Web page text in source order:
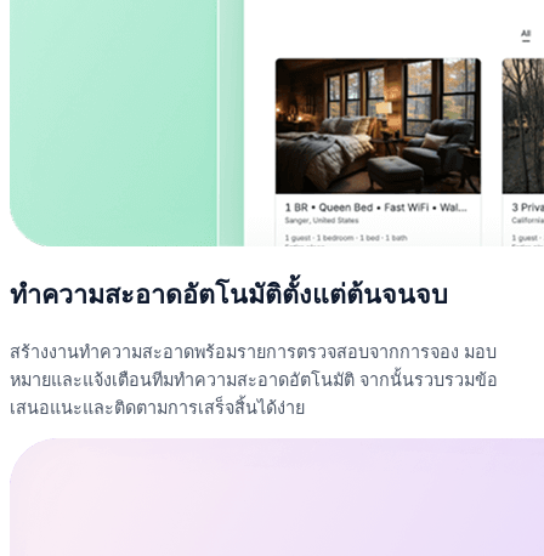
ทำความสะอาดอัตโนมัติตั้งแต่ต้นจนจบ
สร้างงานทำความสะอาดพร้อมรายการตรวจสอบจากการจอง มอบ
หมายและแจ้งเตือนทีมทำความสะอาดอัตโนมัติ จากนั้นรวบรวมข้อ
เสนอแนะและติดตามการเสร็จสิ้นได้ง่าย